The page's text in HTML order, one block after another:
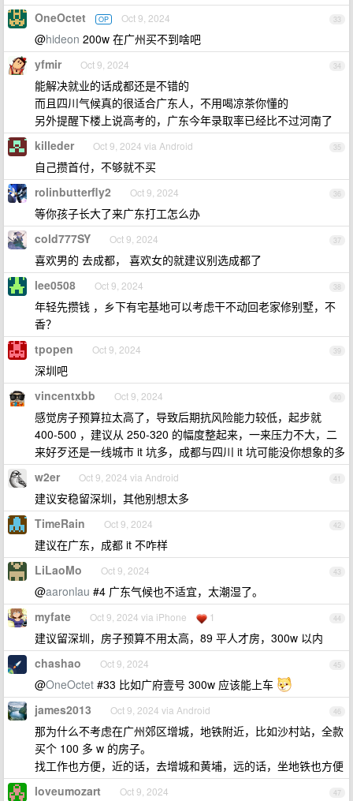
33
OneOctet OP Oct 9, 2024
@hideon 200w 在广州买不到啥吧
34
yfmir Oct 9, 2024
能解决就业的话成都还是不错的
而且四川气候真的很适合广东人，不用喝凉茶你懂的
另外提醒下楼上说高考的，广东今年录取率已经比不过河南了
35
killeder Oct 9, 2024 via Android
自己攒首付，不够就不买
36
rolinbutterfly2 Oct 9, 2024
等你孩子长大了来广东打工怎么办
37
cold777SY Oct 9, 2024
喜欢男的 去成都， 喜欢女的就建议别选成都了
38
lee0508 Oct 9, 2024
年轻先攒钱 ，乡下有宅基地可以考虑干不动回老家修别墅，不
香？
39
tpopen Oct 9, 2024
深圳吧
40
vincentxbb Oct 9, 2024
感觉房子预算拉太高了，导致后期抗风险能力较低，起步就
400-500 ，建议从 250-320 的幅度整起来，一来压力不大，二
来好歹还是一线城市 it 坑多，成都与四川 it 坑可能没你想象的多
41
w2er Oct 9, 2024 via Android
建议安稳留深圳，其他别想太多
42
TimeRain Oct 9, 2024
建议在广东，成都 it 不咋样
43
LiLaoMo Oct 9, 2024
@aaronlau #4 广东气候也不适宜，太潮湿了。
44
myfate Oct 9, 2024 via iPhone 1
建议留深圳，房子预算不用太高，89 平人才房，300w 以内
45
chashao Oct 9, 2024
@OneOctet #33 比如广府壹号 300w 应该能上车
46
james2013 Oct 9, 2024 via Android
那为什么不考虑在广州郊区增城，地铁附近，比如沙村站，全款
买个 100 多 w 的房子。
找工作也方便，近的话，去增城和黄埔，远的话，坐地铁也方便
47
loveumozart Oct 9, 2024